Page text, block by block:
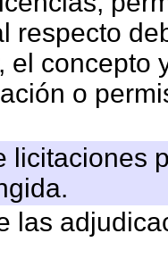
respecto
el concepto
o
licitaciones
las